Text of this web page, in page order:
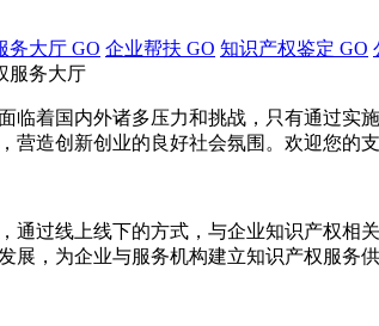
务大厅 GO 企业帮扶 GO 知识产权鉴定 GO
临着国内外诸多压力和挑战，只有通过实
营造创新创业的良好社会氛围。欢迎您的支
通过线上线下的方式，与企业知识产权相
展，为企业与服务机构建立知识产权服务供